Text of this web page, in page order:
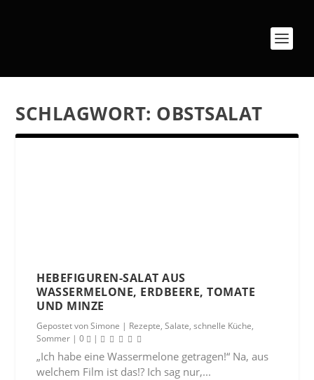
SCHLAGWORT: OBSTSALAT
HEBEFIGUREN-SALAT AUS
WASSERMELONE, ERDBEERE, TOMATE
UND MINZE
Gepostet vonSimone | Rezepte,Salate,schnelle Küche,
Sommer |0 |
„Ich habe eine Wassermelone getragen!“ Na, aus
welchem Film ist das!? Ich sag nur,...